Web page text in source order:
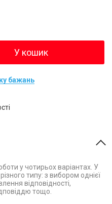
У кошик
бажань
у чотирьох варіантах. У
типу: з вибором однієї
відповідності,
тощо.